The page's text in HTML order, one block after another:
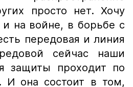
просто нет. Хочу
и на войне, в борьбе с
передовая и линия
сейчас наши
защиты проходит по
И она состоит в том,